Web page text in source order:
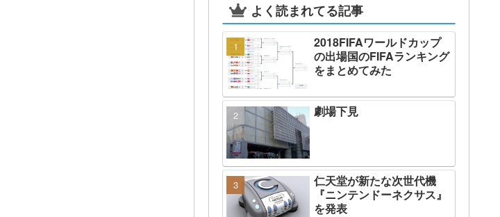
よく読まれてる記事
2018FIFAワールドカップ
の出場国のFIFAランキング
をまとめてみた
劇場下見
仁天堂が新たな次世代機
『ニンテンドーネクサス』
を発表